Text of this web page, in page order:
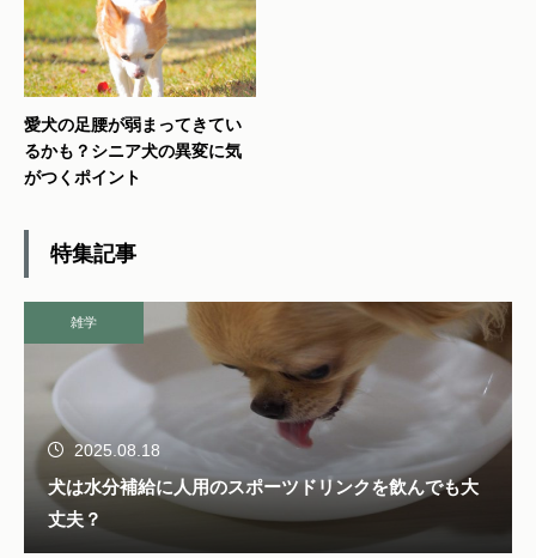
愛犬の足腰が弱まってきてい
るかも？シニア犬の異変に気
がつくポイント
特集記事
雑学
2025.08.18
犬は水分補給に人用のスポーツドリンクを飲んでも大
丈夫？